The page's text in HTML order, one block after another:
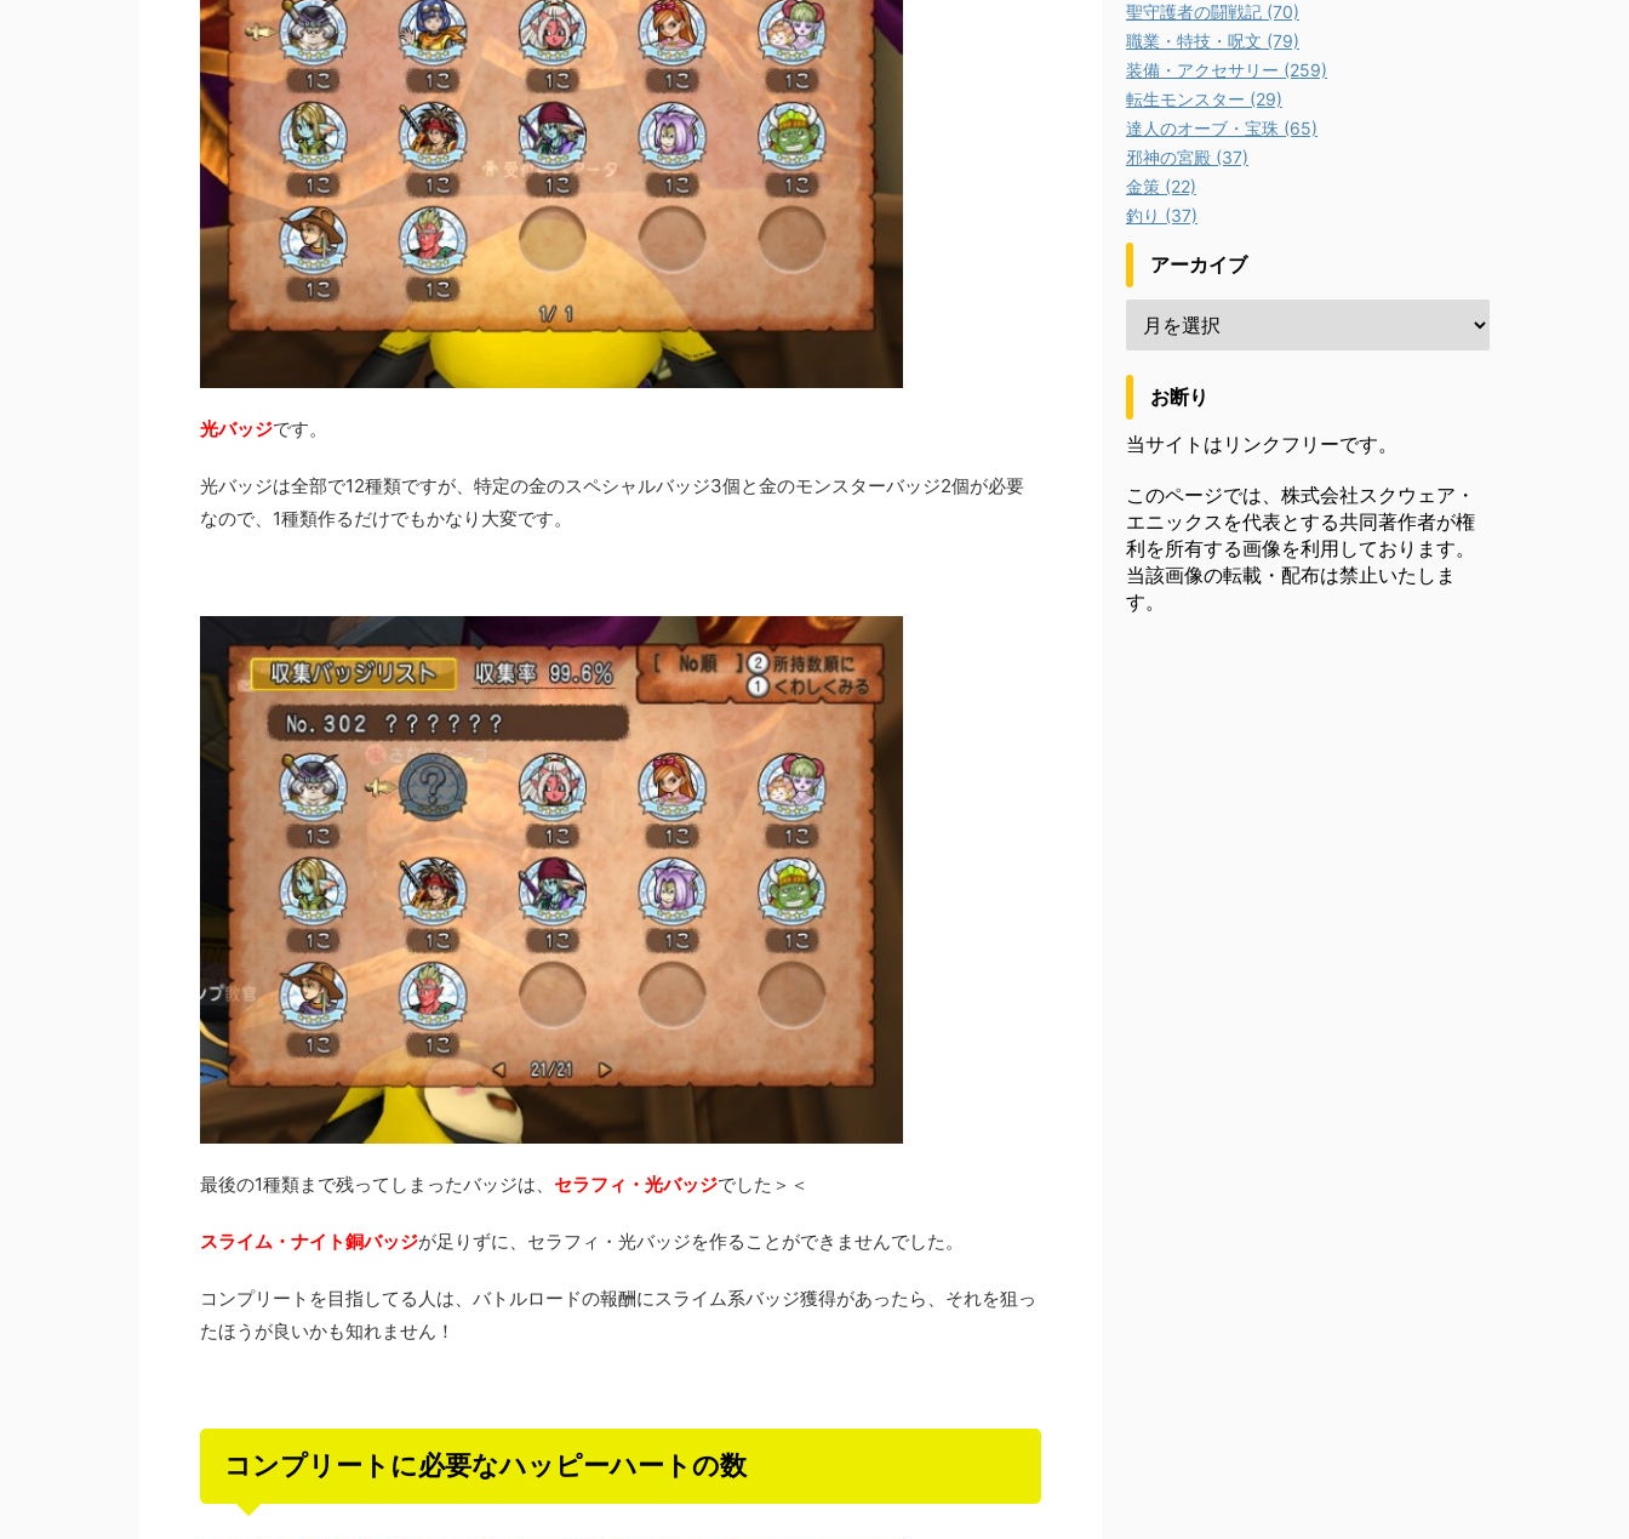
光バッジです。
光バッジは全部で12種類ですが、特定の金のスペシャルバッジ3個と金のモンスターバッジ2個が必要
なので、1種類作るだけでもかなり大変です。
最後の1種類まで残ってしまったバッジは、 セラフィ・光バッジでした＞＜
スライム・ナイト銅バッジが足りずに、セラフィ・光バッジを作ることができませんでした。
コンプリートを目指してる人は、バトルロードの報酬にスライム系バッジ獲得があったら、それを狙っ
たほうが良いかも知れません！
コンプリートに必要なハッピーハートの数
聖守護者の闘戦記 (70)
職業・特技・呪文 (79)
装備・アクセサリー (259)
転生モンスター (29)
達人のオーブ・宝珠 (65)
邪神の宮殿 (37)
金策 (22)
釣り (37)
アーカイブ
お断り
当サイトはリンクフリーです。
このページでは、株式会社スクウェア・
エニックスを代表とする共同著作者が権
利を所有する画像を利用しております。
当該画像の転載・配布は禁止いたしま
す。